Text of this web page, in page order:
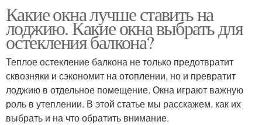
Какие окна лучше ставить на
лоджию. Какие окна выбрать для
остекления балкона?
Теплое остекление балкона не только предотвратит
сквозняки и сэкономит на отоплении, но и превратит
лоджию в отдельное помещение. Окна играют важную
роль в утеплении. В этой статье мы расскажем, как их
выбрать и на что обратить внимание.